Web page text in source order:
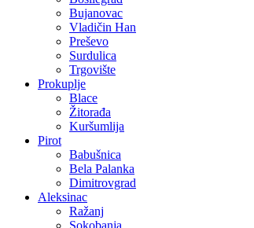
Bujanovac
Vladičin Han
Preševo
Surdulica
Trgovište
Prokuplje
Blace
Žitorađa
Kuršumlija
Pirot
Babušnica
Bela Palanka
Dimitrovgrad
Aleksinac
Ražanj
Sokobanja